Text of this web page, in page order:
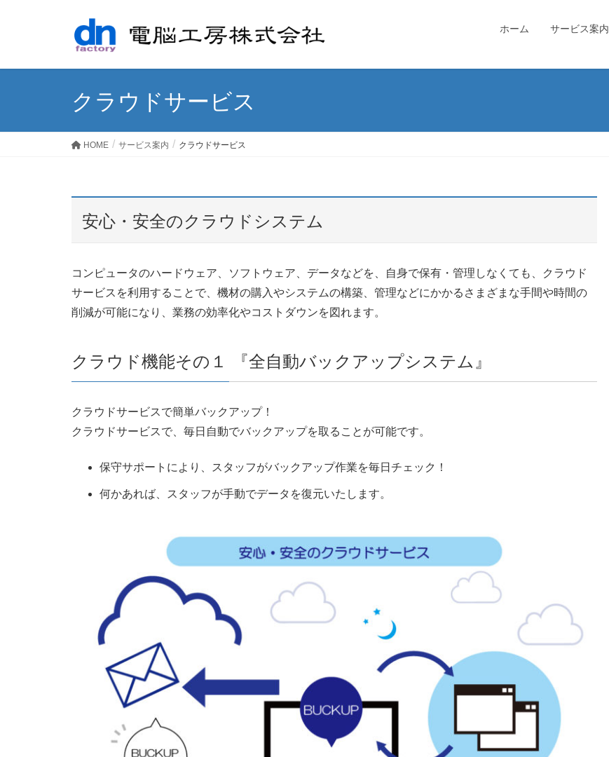
ホーム サービス案内
クラウドサービス
HOME サービス案内 クラウドサービス
安心・安全のクラウドシステム
コンピュータのハードウェア、ソフトウェア、データなどを、自身で保有・管理しなくても、クラウド
サービスを利用することで、機材の購入やシステムの構築、管理などにかかるさまざまな手間や時間の
削減が可能になり、業務の効率化やコストダウンを図れます。
クラウド機能その１ 『全自動バックアップシステム』
クラウドサービスで簡単バックアップ！
クラウドサービスで、毎日自動でバックアップを取ることが可能です。
保守サポートにより、スタッフがバックアップ作業を毎日チェック！
何かあれば、スタッフが手動でデータを復元いたします。